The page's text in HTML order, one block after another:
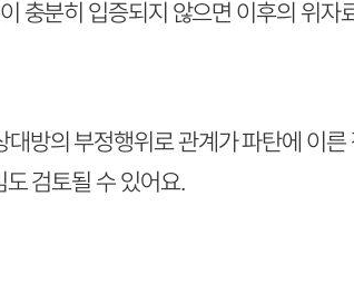
충분히 입증되지 않으면 이후의 위자
방의 부정행위로 관계가 파탄에 이
검토될 수 있어요.